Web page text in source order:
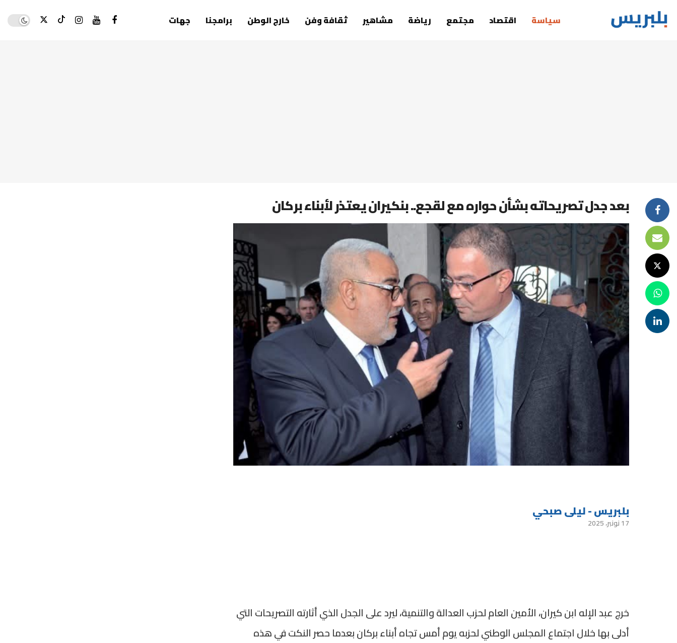
سياسة اقتصاد مجتمع رياضة مشاهير ثقافة وفن خارج الوطن برامجنا جهات mode
بعد جدل تصريحاته بشأن حواره مع لقجع.. بنكيران يعتذر لأبناء بركان
بلبريس - ليلى صبحي
17 نونبر، 2025
خرج عبد الإله ابن كيران، الأمين العام لحزب العدالة والتنمية، ليرد على الجدل الذي أثارته التصريحات التي
أدلى بها خلال اجتماع المجلس الوطني لحزبه يوم أمس تجاه أبناء بركان بعدما حصر النكت في هذه